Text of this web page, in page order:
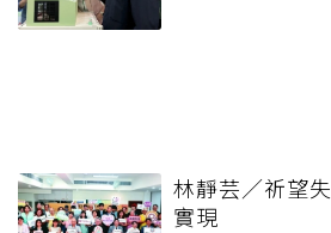
林靜芸／祈望
實現